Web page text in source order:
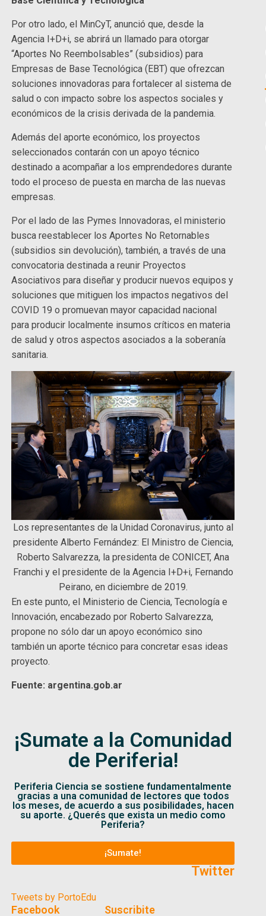
Por otro lado, el MinCyT, anunció que, desde la
Agencia I+D+i, se abrirá un llamado para otorgar
“Aportes No Reembolsables” (subsidios) para
Empresas de Base Tecnológica (EBT) que ofrezcan
soluciones innovadoras para fortalecer al sistema de
salud o con impacto sobre los aspectos sociales y
económicos de la crisis derivada de la pandemia.
Además del aporte económico, los proyectos
seleccionados contarán con un apoyo técnico
destinado a acompañar a los emprendedores durante
todo el proceso de puesta en marcha de las nuevas
empresas.
Por el lado de las Pymes Innovadoras, el ministerio
busca reestablecer los Aportes No Retornables
(subsidios sin devolución), también, a través de una
convocatoria destinada a reunir Proyectos
Asociativos para diseñar y producir nuevos equipos y
soluciones que mitiguen los impactos negativos del
COVID 19 o promuevan mayor capacidad nacional
para producir localmente insumos críticos en materia
de salud y otros aspectos asociados a la soberanía
sanitaria.
Los representantes de la Unidad Coronavirus, junto al
presidente Alberto Fernández: El Ministro de Ciencia,
Roberto Salvarezza, la presidenta de CONICET, Ana
Franchi y el presidente de la Agencia I+D+i, Fernando
Peirano, en diciembre de 2019.
En este punto, el Ministerio de Ciencia, Tecnología e
Innovación, encabezado por Roberto Salvarezza,
propone no sólo dar un apoyo económico sino
también un aporte técnico para concretar esas ideas
proyecto.
Fuente: argentina.gob.ar
¡Sumate a la Comunidad
de Periferia!
Periferia Ciencia se sostiene fundamentalmente
gracias a una comunidad de lectores que todos
los meses, de acuerdo a sus posibilidades, hacen
su aporte. ¿Querés que exista un medio como
Periferia?
¡Sumate!
Twitter
Tweets by PortoEdu
Facebook Suscribite